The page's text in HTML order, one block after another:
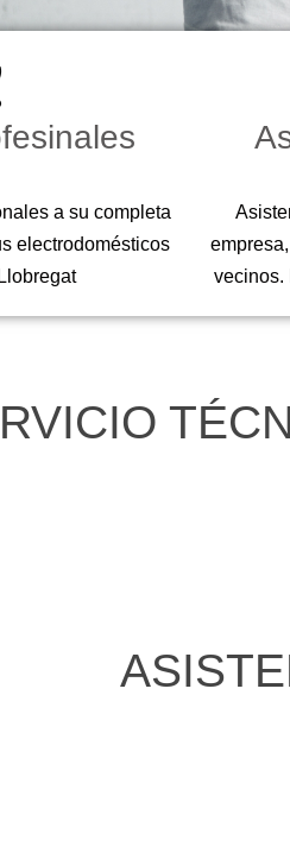
a su completa
electrodomésticos
vecinos.